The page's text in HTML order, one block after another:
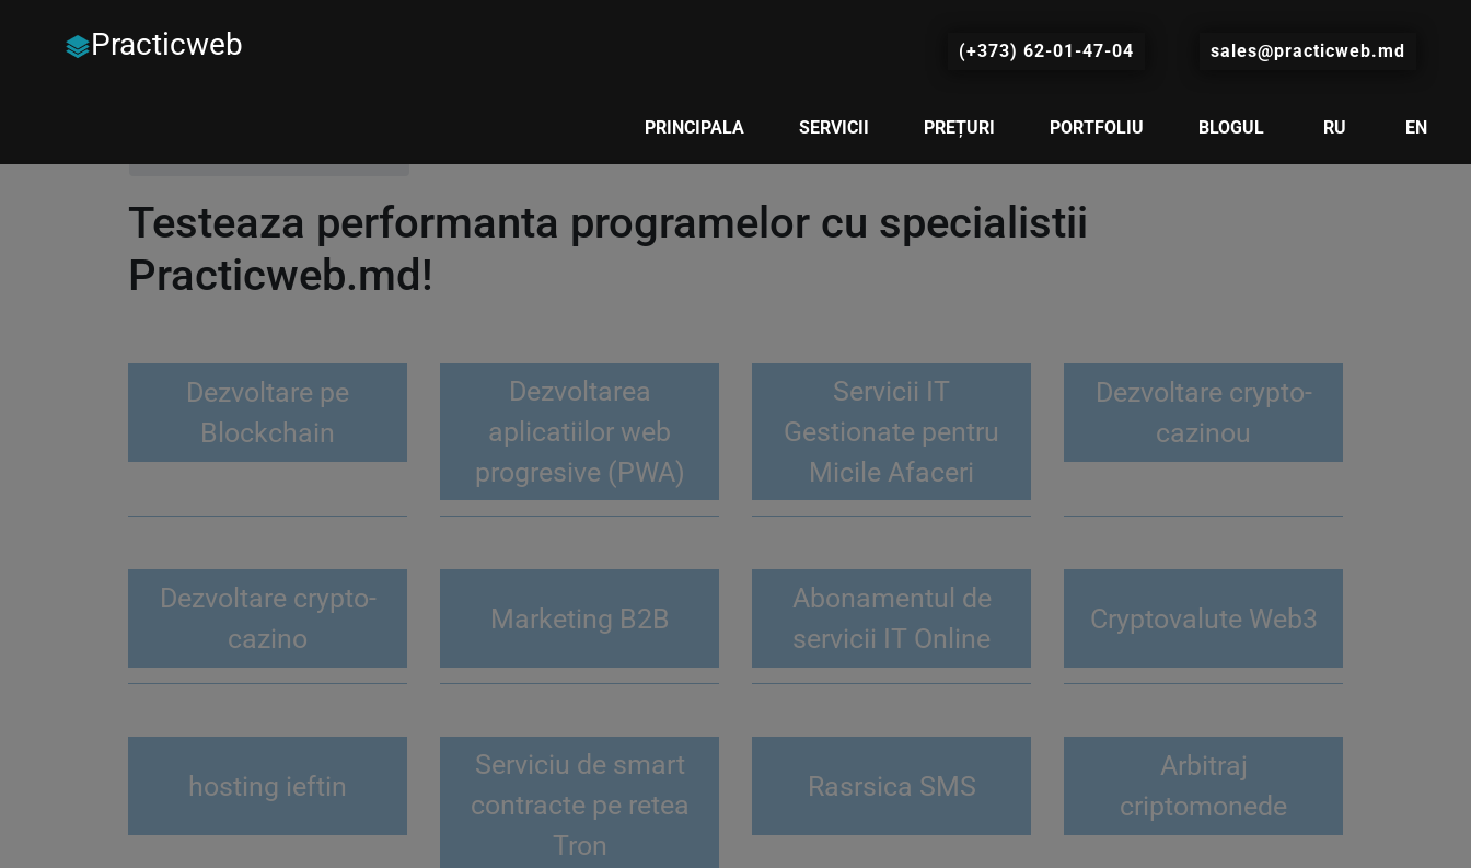
Practicweb sales@practicweb.md
(+373) 62-01-47-04
PRINCIPALA SERVICII PREȚURI PORTFOLIU BLOGUL RU EN
Testeaza performanta programelor cu specialistii
Practicweb.md!
Dezvoltare pe
Blockchain
Dezvoltarea
aplicatiilor web
progresive (PWA)
Servicii IT
Gestionate pentru
Micile Afaceri
Dezvoltare crypto-
cazinou
Dezvoltare crypto-
cazino
Marketing B2B
Abonamentul de
servicii IT Online
Cryptovalute Web3
hosting ieftin
Serviciu de smart
contracte pe retea
Tron
Rasrsica SMS
Arbitraj
criptomonede